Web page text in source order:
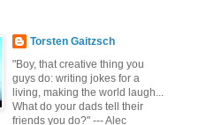
Torsten Gaitzsch
"Boy, that creative thing you
guys do: writing jokes for a
living, making the world laugh...
What do your dads tell their
friends you do?" --- Alec